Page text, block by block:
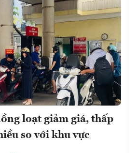
loạt giảm giá, thấp
so với khu vực